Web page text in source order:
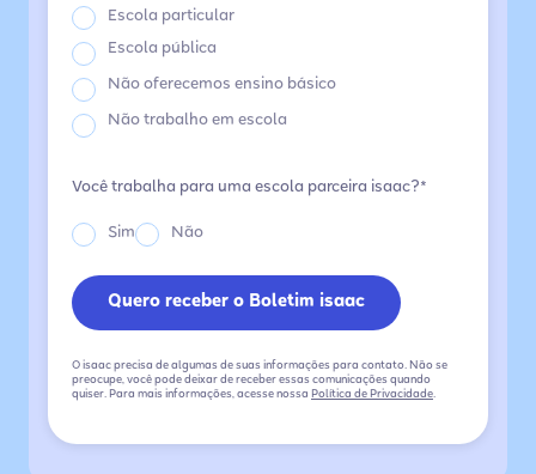
Escola particular
Escola pública
Não oferecemos ensino básico
Não trabalho em escola
Você trabalha para uma escola parceira isaac?*
Sim Não
O isaac precisa de algumas de suas informações para contato. Não se
preocupe, você pode deixar de receber essas comunicações quando
quiser. Para mais informações, acesse nossa Política de Privacidade.